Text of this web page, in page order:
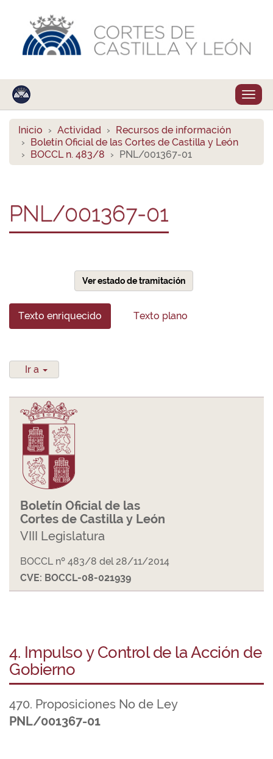
Inicio Actividad
Recursos de información
Boletín Oficial de las Cortes de Castilla y León
BOCCL n. 483/8
PNL/001367-01
PNL/001367-01
Ver estado de tramitación
Texto enriquecido Texto plano
Ir a
Boletín Oficial de las
Cortes de Castilla y León
VIII Legislatura
BOCCL nº 483/8 del 28/11/2014
CVE: BOCCL-08-021939
4. Impulso y Control de la Acción de
Gobierno
470. Proposiciones No de Ley
PNL/001367-01